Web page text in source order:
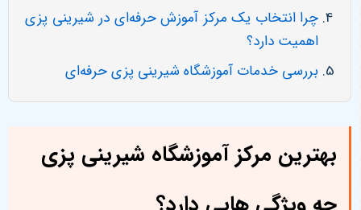
چرا انتخاب یک مرکز آموزش حرفه‌ای در شیرینی پزی
اهمیت دارد؟
بررسی خدمات آموزشگاه شیرینی پزی حرفه‌ای
بهترین مرکز آموزشگاه شیرینی پزی